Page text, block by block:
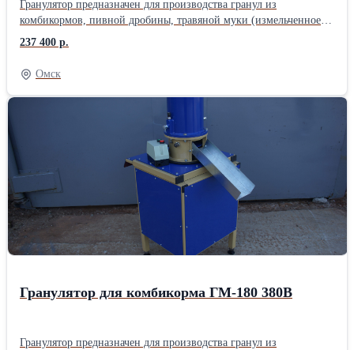
Гранулятор предназначен для производства гранул из
комбикормов, пивной дробины, травяной муки (измельченное
сено) Технические характеристики 1. Диаметр матрицы 280 мм
2. Диаметр маховика 800 мм. 3. Мощность двигателя 15 кВт,
1500 об/мин, 380 В 4. Диаметр гранул 4; 6; 8 мм (в зависимости
от матрицы) 5. Расчетная мощность переработки: d отверстия 4
мм = 400 кг/час d отверстия 6 мм = 700 кг/час d отверстия 8 мм =
1200 х ширина 920 х высота 1400Длина: 120 см Ширина: 100 см
Высота: 130 см Вес: 350 кг Способ упаковки: Гранулятор с завода
выезжает в упаковочной плёнке
237 400 р.
Омск
Гранулятор для комбикорма ГМ-180 380В
Гранулятор предназначен для производства гранул из